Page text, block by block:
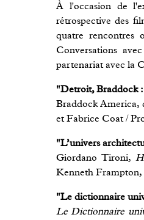
À l'occasion de
rétrospective des
quatre rencontres
Conversations
partenariat avec la
"Detroit, Braddock :
Braddock America,
et Fabrice Coat /
"L’univers
Giordano Tironi,
Kenneth Frampton,
"Le dictionnaire
Le Dictionnaire